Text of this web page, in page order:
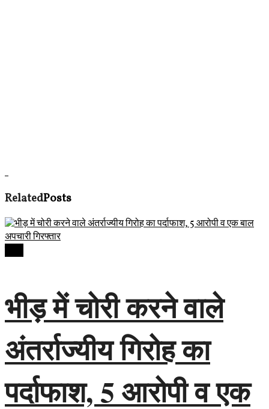
RelatedPosts
भीड़ में चोरी करने वाले
अंतर्राज्यीय गिरोह का
पर्दाफाश, 5 आरोपी व एक